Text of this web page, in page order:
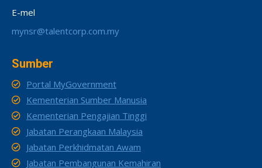
E-mel
mynsr@talentcorp.com.my
Sumber
Portal MyGovernment
Kementerian Sumber Manusia
Kementerian Pengajian Tinggi
Jabatan Perangkaan Malaysia
Jabatan Perkhidmatan Awam
Jabatan Pembangunan Kemahiran